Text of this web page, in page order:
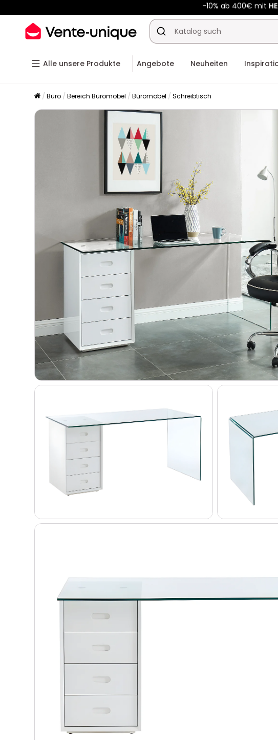
Kauf-unique
-10% ab 400€ mit
Alle unsere Produkte Angebote Neuheiten
Büro Bereich Büromöbel Büromöbel Schreibtisch